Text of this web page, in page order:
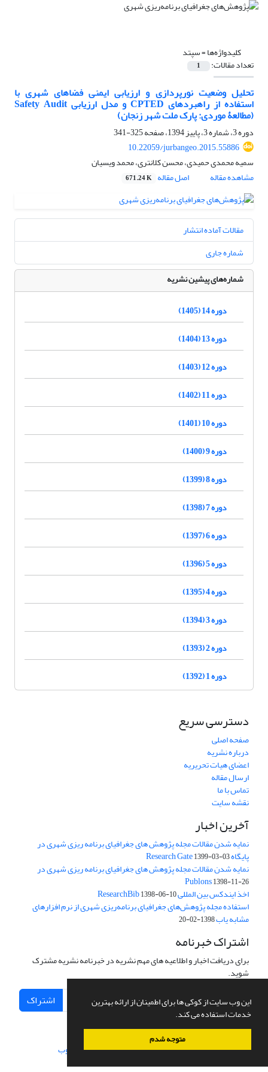
این وب سایت از کوکی ها برای اطمینان از ارائه بهترین
خدمات استفاده می کند.
متوجه شدم
کلیدواژه‌ها =سپتد
تعداد مقالات: 1
تحلیل وضعیت نورپردازی و ارزیابی ایمنی فضاهای شهری با
استفاده از راهبردهای CPTED و مدل ارزیابی Safety Audit
(مطالعۀ موردی: پارک ملت شهر زنجان)
دوره 3، شماره 3، پاییز 1394، صفحه
325-341
10.22059/jurbangeo.2015.55886
سمیه محمدی حمیدی، محسن کلانتری، محمد ویسیان
مشاهده مقاله
اصل مقاله 671.24 K
مقالات آماده انتشار
شماره جاری
شماره‌های پیشین نشریه
دوره 14 (1405)
دوره 13 (1404)
دوره 12 (1403)
دوره 11 (1402)
دوره 10 (1401)
دوره 9 (1400)
دوره 8 (1399)
دوره 7 (1398)
دوره 6 (1397)
دوره 5 (1396)
دوره 4 (1395)
دوره 3 (1394)
دوره 2 (1393)
دوره 1 (1392)
دسترسی سریع
صفحه اصلی
درباره نشریه
اعضای هیات تحریریه
ارسال مقاله
تماس با ما
نقشه سایت
آخرین اخبار
نمایه شدن مقالات مجله پژوهش های جغرافیای برنامه ریزی شهری در
پایگاه Research Gate1399-03-03
نمایه شدن مقالات مجله پژوهش های جغرافیای برنامه ریزی شهری در
Publons1398-11-26
اخذ ایندکس بین المللی ResearchBib1398-06-10
استفاده مجله پژوهش‌های جغرافیای برنامه‌ریزی شهری از نرم افزارهای
مشابه یاب1398-02-20
اشتراک خبرنامه
برای دریافت اخبار و اطلاعیه های مهم نشریه در خبرنامه نشریه مشترک
شوید.
اشتراک
سامانه مدیریت نشریات علمی.طراحی و پیاده سازی از سیناوب